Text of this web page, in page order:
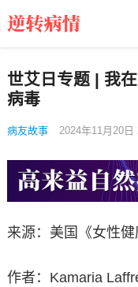
世艾日专题 | 我
病毒
病友故事 2024年11月20日
来源：美国《女性
作者：Kamaria